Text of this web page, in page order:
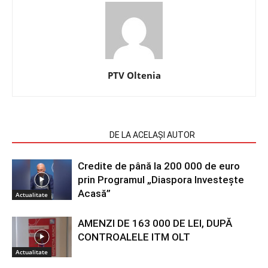
PTV Oltenia
DE LA ACELAȘI AUTOR
Actualitate
Credite de până la 200 000 de euro
prin Programul „Diaspora Investește
Acasă”
Actualitate
AMENZI DE 163 000 DE LEI, DUPĂ
CONTROALELE ITM OLT